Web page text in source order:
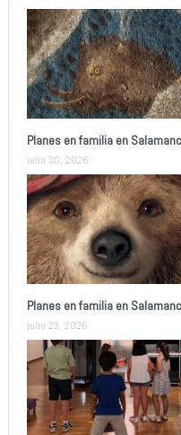
Planes en familia en
julio 30, 2026
Planes en familia en
julio 23, 2026